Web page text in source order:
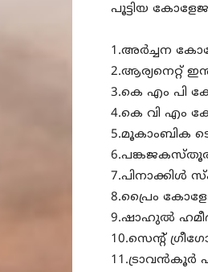
പൂട്ടിയ
1.അർച്ചന
2.ആര്യനെറ്റ്
3.കെ എം പി
4.കെ വി എം
5.മൂകാംബിക
8.പ്രൈം
9.ഷാഹുൽ
10.സെന്റ്
11.ട്രാവൻകൂർ